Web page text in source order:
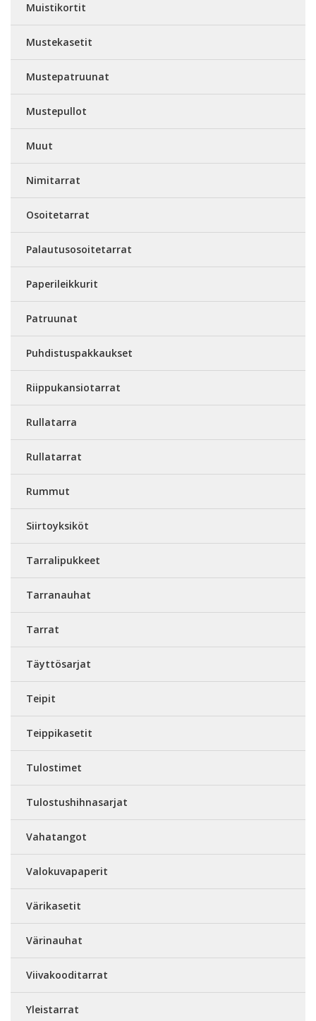
Muistikortit
Mustekasetit
Mustepatruunat
Mustepullot
Muut
Nimitarrat
Osoitetarrat
Palautusosoitetarrat
Paperileikkurit
Patruunat
Puhdistuspakkaukset
Riippukansiotarrat
Rullatarra
Rullatarrat
Rummut
Siirtoyksiköt
Tarralipukkeet
Tarranauhat
Tarrat
Täyttösarjat
Teipit
Teippikasetit
Tulostimet
Tulostushihnasarjat
Vahatangot
Valokuvapaperit
Värikasetit
Värinauhat
Viivakooditarrat
Yleistarrat